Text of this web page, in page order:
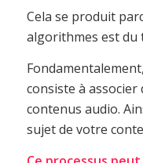
Cela se produit
algorithmes est du
consiste à associer
contenus audio.
sujet de votre